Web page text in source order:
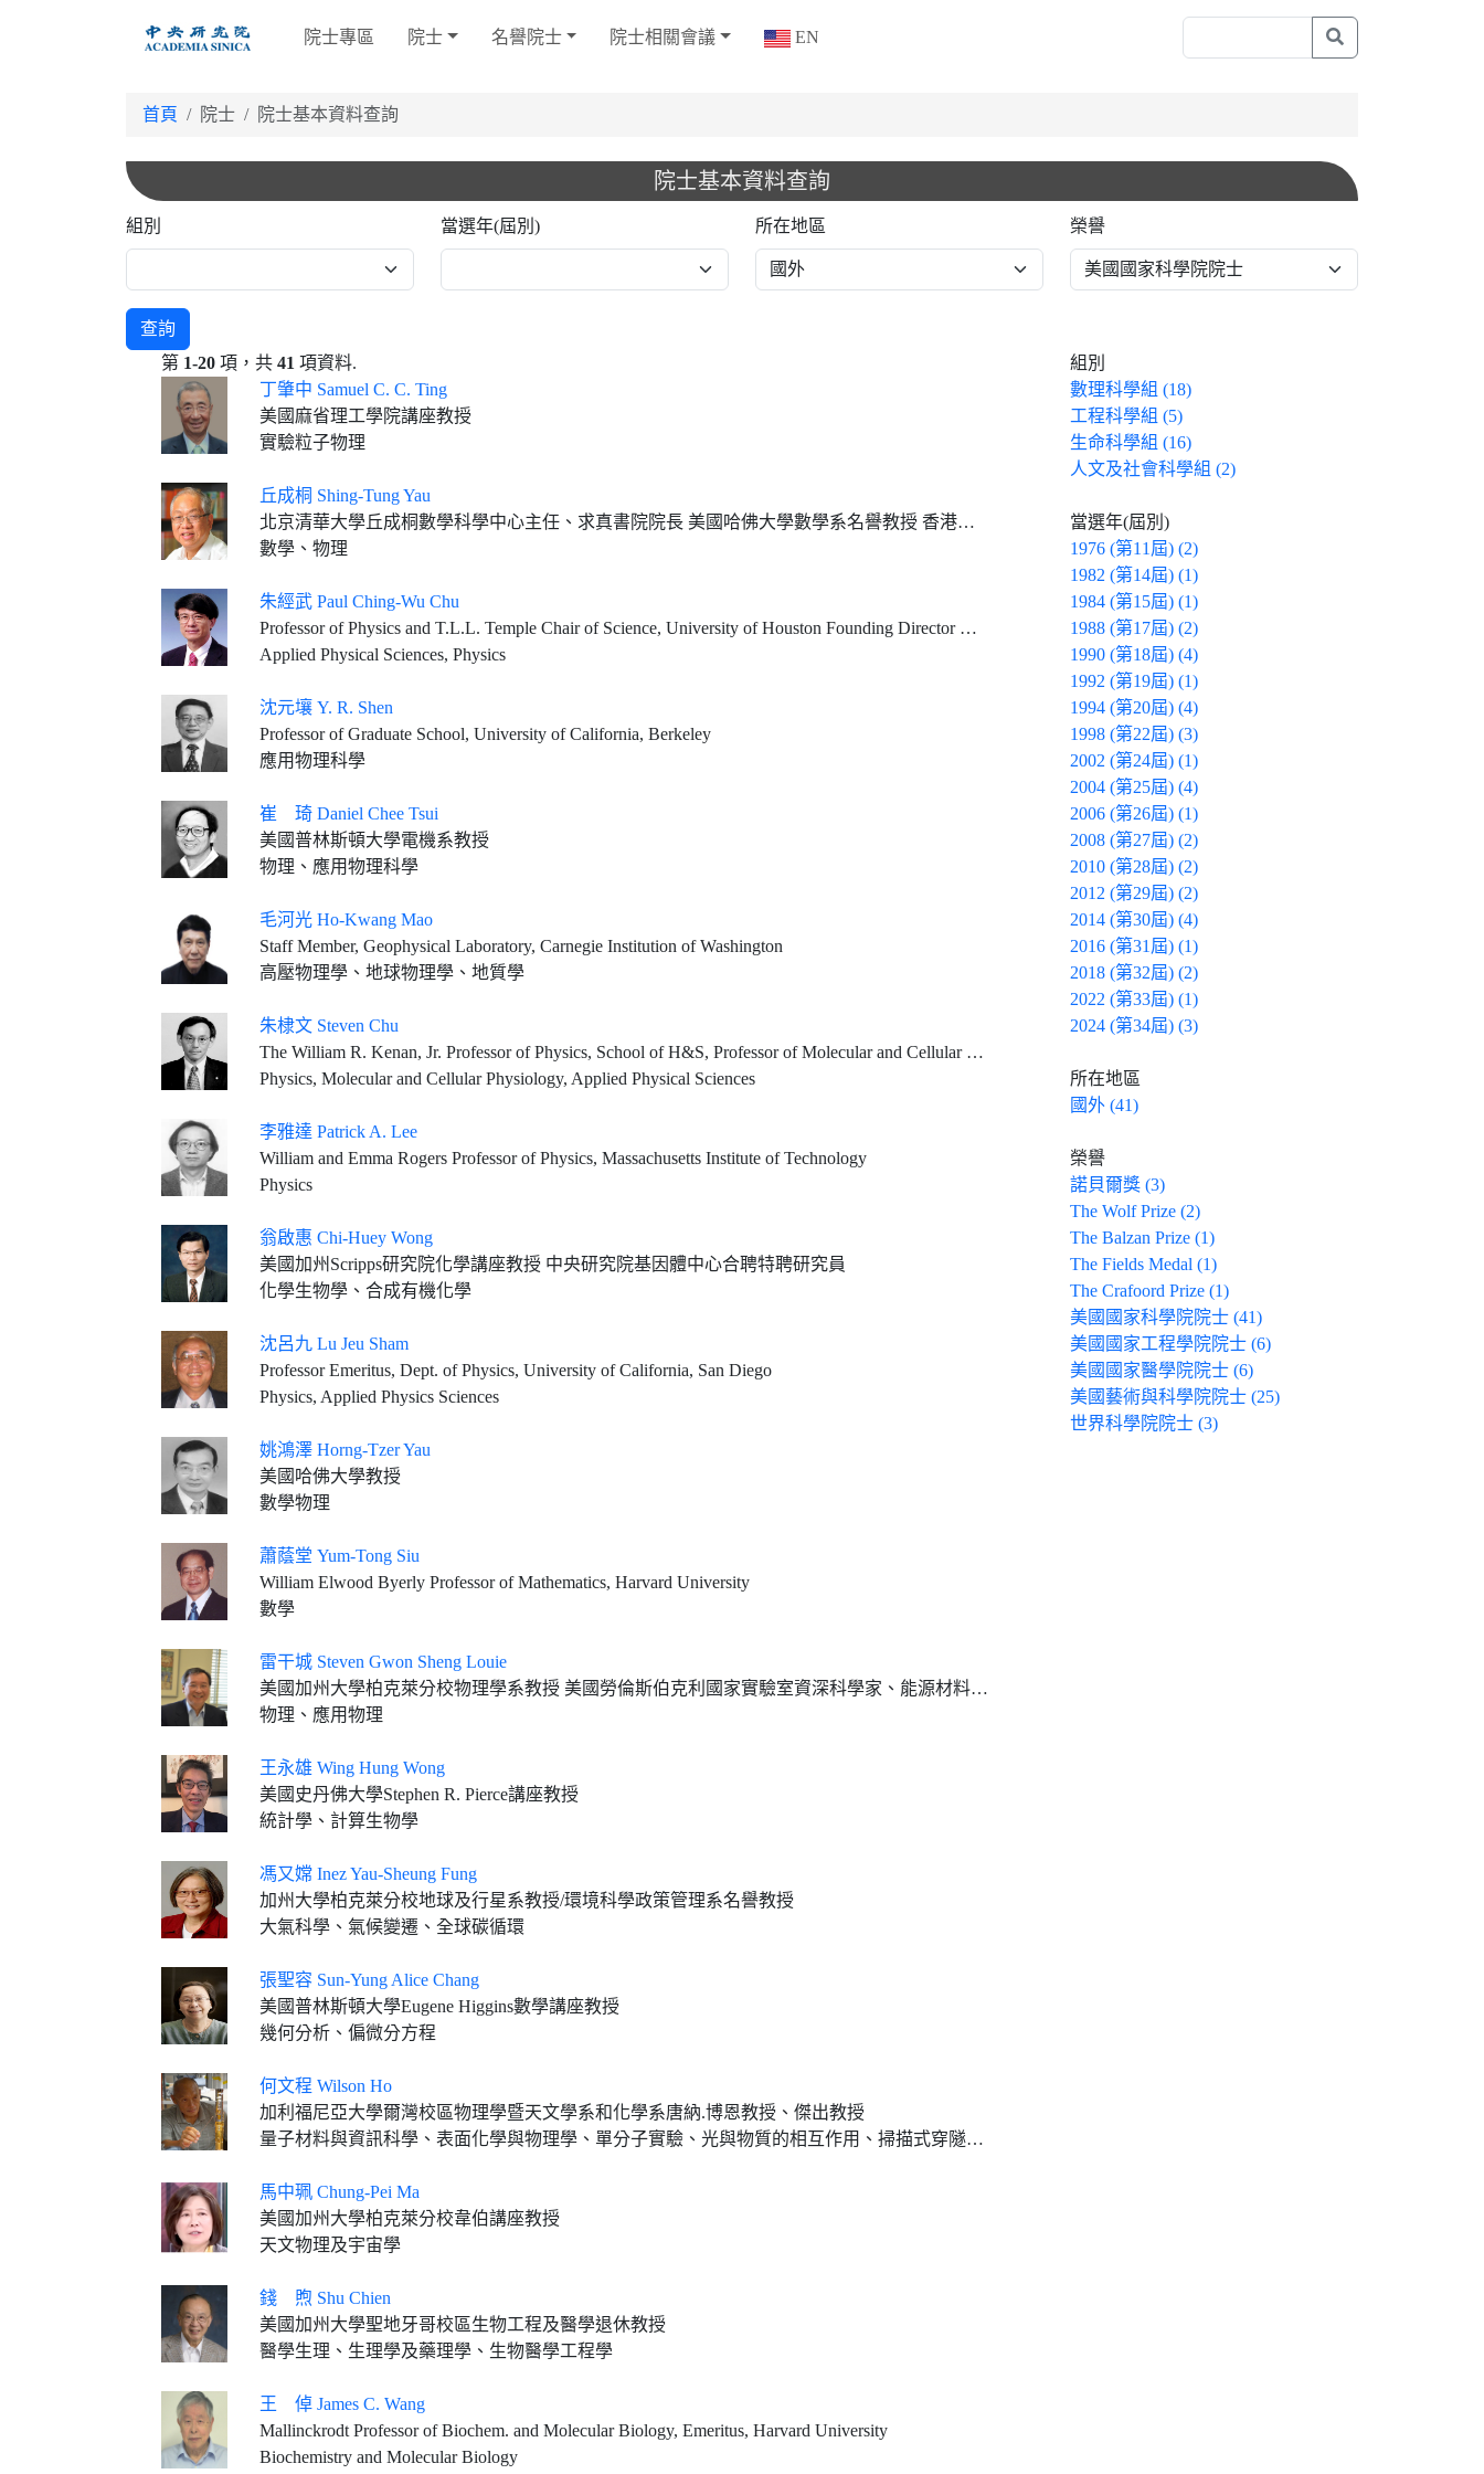
院士專區 院士 名譽院士 院士相關會議 EN
首頁 院士 院士基本資料查詢
院士基本資料查詢
組別 當選年(屆別) 所在地區 榮譽
查詢
第 1-20 項，共 41 項資料.
丁肇中 Samuel C. C. Ting
美國麻省理工學院講座教授
實驗粒子物理
丘成桐 Shing-Tung Yau
北京清華大學丘成桐數學科學中心主任、求真書院院長 美國哈佛大學數學系名譽教授 香港中文大學數學科學研究所所長
數學、物理
朱經武 Paul Ching-Wu Chu
Professor of Physics and T.L.L. Temple Chair of Science, University of Houston Founding Director & Chief Scientist, Texas Center for Superconductivity Guest Scientist, Lawrence Berkeley National Laboratory President Emeritus and University Professor Emeritus, Hong Kong University of Science and Technology Honorary Chancellor, Taiwan Comprehensive University System
Applied Physical Sciences, Physics
沈元壤 Y. R. Shen
Professor of Graduate School, University of California, Berkeley
應用物理科學
崔 琦 Daniel Chee Tsui
美國普林斯頓大學電機系教授
物理、應用物理科學
毛河光 Ho-Kwang Mao
Staff Member, Geophysical Laboratory, Carnegie Institution of Washington
高壓物理學、地球物理學、地質學
朱棣文 Steven Chu
The William R. Kenan, Jr. Professor of Physics, School of H&S, Professor of Molecular and Cellular Physiology, School of Medicine, Professor of Energy Science and Engineering, School of Sustainability, Stanford University
Physics, Molecular and Cellular Physiology, Applied Physical Sciences
李雅達 Patrick A. Lee
William and Emma Rogers Professor of Physics, Massachusetts Institute of Technology
Physics
翁啟惠 Chi-Huey Wong
美國加州Scripps研究院化學講座教授 中央研究院基因體中心合聘特聘研究員
化學生物學、合成有機化學
沈呂九 Lu Jeu Sham
Professor Emeritus, Dept. of Physics, University of California, San Diego
Physics, Applied Physics Sciences
姚鴻澤 Horng-Tzer Yau
美國哈佛大學教授
數學物理
蕭蔭堂 Yum-Tong Siu
William Elwood Byerly Professor of Mathematics, Harvard University
數學
雷干城 Steven Gwon Sheng Louie
美國加州大學柏克萊分校物理學系教授 美國勞倫斯伯克利國家實驗室資深科學家、能源材料激發態現象計算研究中心主任
物理、應用物理
王永雄 Wing Hung Wong
美國史丹佛大學Stephen R. Pierce講座教授
統計學、計算生物學
馮又嫦 Inez Yau-Sheung Fung
加州大學柏克萊分校地球及行星系教授/環境科學政策管理系名譽教授
大氣科學、氣候變遷、全球碳循環
張聖容 Sun-Yung Alice Chang
美國普林斯頓大學Eugene Higgins數學講座教授
幾何分析、偏微分方程
何文程 Wilson Ho
加利福尼亞大學爾灣校區物理學暨天文學系和化學系唐納.博恩教授、傑出教授
量子材料與資訊科學、表面化學與物理學、單分子實驗、光與物質的相互作用、掃描式穿隧顯微鏡、飛秒雷射、儀器開發
馬中珮 Chung-Pei Ma
美國加州大學柏克萊分校韋伯講座教授
天文物理及宇宙學
錢 煦 Shu Chien
美國加州大學聖地牙哥校區生物工程及醫學退休教授
醫學生理、生理學及藥理學、生物醫學工程學
王 倬 James C. Wang
Mallinckrodt Professor of Biochem. and Molecular Biology, Emeritus, Harvard University
Biochemistry and Molecular Biology
組別
數理科學組 (18)
工程科學組 (5)
生命科學組 (16)
人文及社會科學組 (2)
當選年(屆別)
1976 (第11屆) (2)
1982 (第14屆) (1)
1984 (第15屆) (1)
1988 (第17屆) (2)
1990 (第18屆) (4)
1992 (第19屆) (1)
1994 (第20屆) (4)
1998 (第22屆) (3)
2002 (第24屆) (1)
2004 (第25屆) (4)
2006 (第26屆) (1)
2008 (第27屆) (2)
2010 (第28屆) (2)
2012 (第29屆) (2)
2014 (第30屆) (4)
2016 (第31屆) (1)
2018 (第32屆) (2)
2022 (第33屆) (1)
2024 (第34屆) (3)
所在地區
國外 (41)
榮譽
諾貝爾獎 (3)
The Wolf Prize (2)
The Balzan Prize (1)
The Fields Medal (1)
The Crafoord Prize (1)
美國國家科學院院士 (41)
美國國家工程學院院士 (6)
美國國家醫學院院士 (6)
美國藝術與科學院院士 (25)
世界科學院院士 (3)